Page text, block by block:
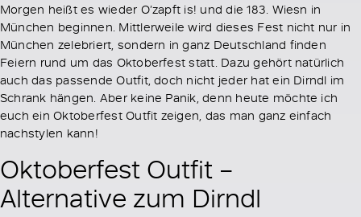
Morgen heißt es wieder O’zapft is! und die 183. Wiesn in
München beginnen. Mittlerweile wird dieses Fest nicht nur in
München zelebriert, sondern in ganz Deutschland finden
Feiern rund um das Oktoberfest statt. Dazu gehört natürlich
auch das passende Outfit, doch nicht jeder hat ein Dirndl im
Schrank hängen. Aber keine Panik, denn heute möchte ich
euch ein Oktoberfest Outfit zeigen, das man ganz einfach
nachstylen kann!
Oktoberfest Outfit –
Alternative zum Dirndl